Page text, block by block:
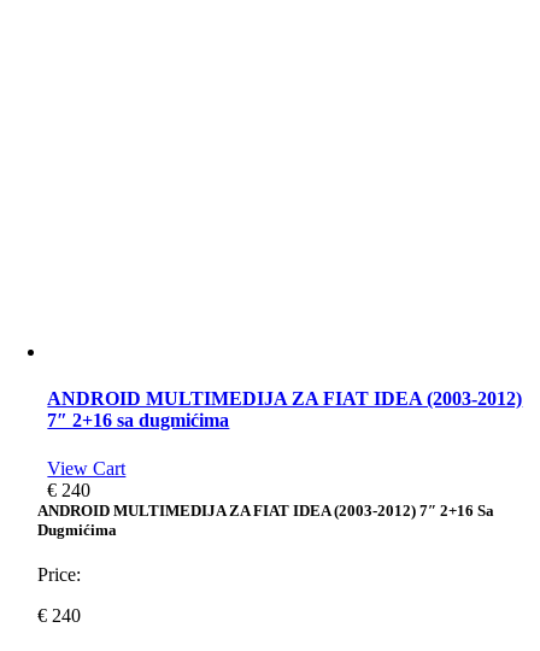
ANDROID MULTIMEDIJA ZA FIAT IDEA (2003-2012)
7″ 2+16 sa dugmićima
View Cart
€ 240
ANDROID MULTIMEDIJA ZA FIAT IDEA (2003-2012) 7″ 2+16 Sa
Dugmićima
Price:
€ 240